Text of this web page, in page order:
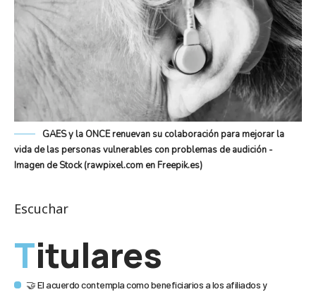
GAES y la ONCE renuevan su colaboración para mejorar la
vida de las personas vulnerables con problemas de audición -
Imagen de Stock (rawpixel.com en Freepik.es)
Escuchar
Titulares
🤝 El acuerdo contempla como beneficiarios a los afiliados y